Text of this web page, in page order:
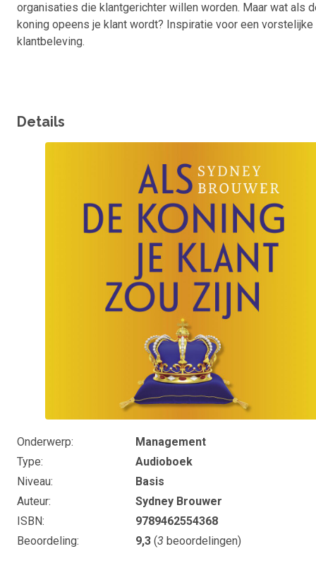
organisaties die klantgerichter willen worden. Maar wat als
koning opeens je klant wordt? Inspiratie voor een vorstelijke
klantbeleving.
Details
Onderwerp
Management
Type
Audioboek
Niveau
Basis
Auteur
Sydney Brouwer
ISBN
9789462554368
Beoordeling
9,3 (3 beoordelingen)